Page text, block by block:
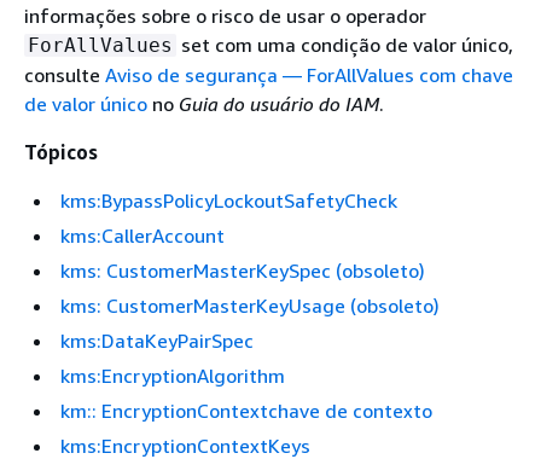
informações sobre o risco de usar o operador
ForAllValues set com uma condição de valor único,
consulte Aviso de segurança — ForAllValues com chave
de valor único no Guia do usuário do IAM.
Tópicos
kms:BypassPolicyLockoutSafetyCheck
kms:CallerAccount
kms: CustomerMasterKeySpec (obsoleto)
kms: CustomerMasterKeyUsage (obsoleto)
kms:DataKeyPairSpec
kms:EncryptionAlgorithm
km:: EncryptionContextchave de contexto
kms:EncryptionContextKeys